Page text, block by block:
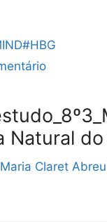
Natural
Maria Claret